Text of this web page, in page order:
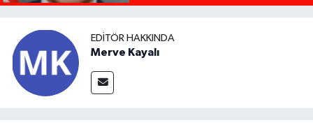
EDITÖR HAKKINDA
Merve Kayalı